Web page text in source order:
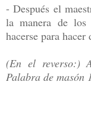
- Después el
la manera de los
hacerse para
(En el reverso:)
Palabra de masón